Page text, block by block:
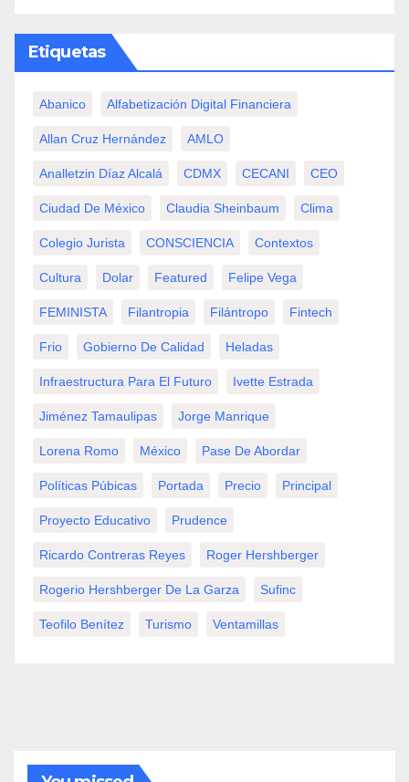
Etiquetas
Abanico Alfabetización Digital Financiera
Allan Cruz Hernández AMLO
Analletzin Díaz Alcalá CDMX CECANI CEO
Ciudad De México Claudia Sheinbaum Clima
Colegio Jurista CONSCIENCIA Contextos
Cultura Dolar Featured Felipe Vega
FEMINISTA Filantropia Filántropo Fintech
Frio Gobierno De Calidad Heladas
Infraestructura Para El Futuro Ivette Estrada
Jiménez Tamaulipas Jorge Manrique
Lorena Romo México Pase De Abordar
Políticas Púbicas Portada Precio Principal
Proyecto Educativo Prudence
Ricardo Contreras Reyes Roger Hershberger
Rogerio Hershberger De La Garza Sufinc
Teofilo Benítez Turismo Ventamillas